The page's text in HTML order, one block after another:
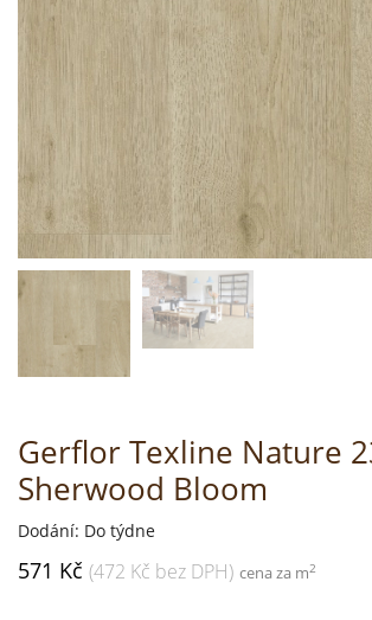
Gerflor Texline Nature
Sherwood Bloom
Dodání: Do týdne
571 Kč (472 Kč bez DPH) cena za m2